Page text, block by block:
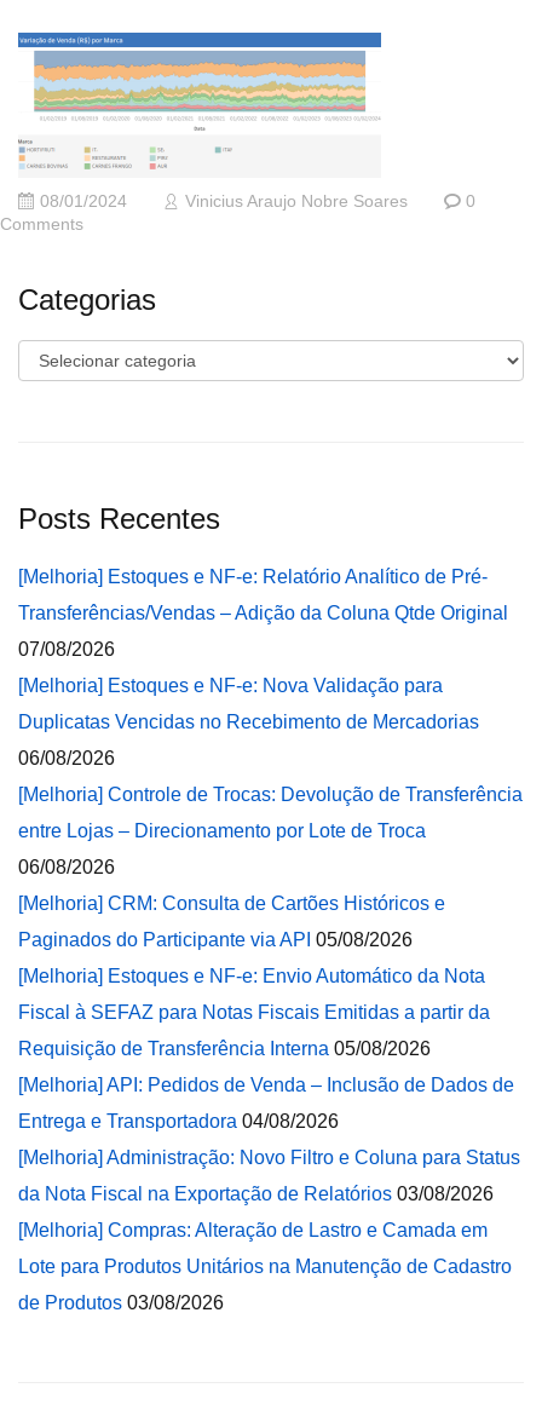
08/01/2024 Vinicius Araujo Nobre Soares
0
Comments
Categorias
Categorias
Posts Recentes
[Melhoria] Estoques e NF-e: Relatório Analítico de Pré-
Transferências/Vendas – Adição da Coluna Qtde Original
07/08/2026
[Melhoria] Estoques e NF-e: Nova Validação para
Duplicatas Vencidas no Recebimento de Mercadorias
06/08/2026
[Melhoria] Controle de Trocas: Devolução de Transferência
entre Lojas – Direcionamento por Lote de Troca
06/08/2026
[Melhoria] CRM: Consulta de Cartões Históricos e
Paginados do Participante via API 05/08/2026
[Melhoria] Estoques e NF-e: Envio Automático da Nota
Fiscal à SEFAZ para Notas Fiscais Emitidas a partir da
Requisição de Transferência Interna 05/08/2026
[Melhoria] API: Pedidos de Venda – Inclusão de Dados de
Entrega e Transportadora 04/08/2026
[Melhoria] Administração: Novo Filtro e Coluna para Status
da Nota Fiscal na Exportação de Relatórios 03/08/2026
[Melhoria] Compras: Alteração de Lastro e Camada em
Lote para Produtos Unitários na Manutenção de Cadastro
de Produtos 03/08/2026